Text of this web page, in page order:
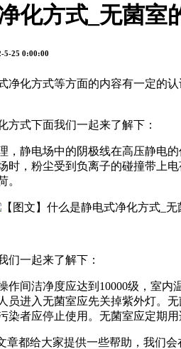
化方式_无菌
5-25 0:00:00
净化方式等方面的内容有一定的
方式下面我们一起来了解下：
，静电场中的阴极线在高压静电
时，粉尘受到负离子的碰撞带上
。
们一起来了解下：
间洁净度应达到10000级，室
员进入无菌室应先关掉紫外灯。
者应停止使用。无菌室应定期
都给大家提供一些帮助，我们